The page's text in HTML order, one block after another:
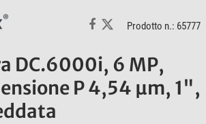
Prodotto n.: 65777
DC.6000i, 6 MP,
P 4,54 µm, 1",